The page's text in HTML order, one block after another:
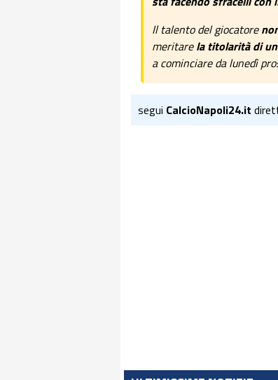
Il talento del giocatore
meritarela titolarità di
a cominciare da lunedì
segui CalcioNapoli24.it